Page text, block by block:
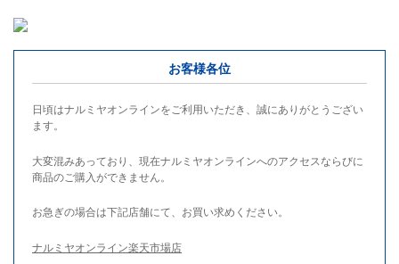
お客様各位
日頃はナルミヤオンラインをご利用いただき、誠にありがとうござい
ます。
大変混みあっており、現在ナルミヤオンラインへのアクセスならびに
商品のご購入ができません。
お急ぎの場合は下記店舗にて、お買い求めください。
ナルミヤオンライン楽天市場店